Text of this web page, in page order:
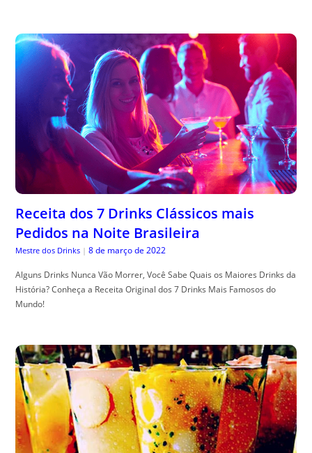
Receita dos 7 Drinks Clássicos mais
Pedidos na Noite Brasileira
Mestre dos Drinks | 8 de março de 2022
Alguns Drinks Nunca Vão Morrer, Você Sabe Quais os Maiores Drinks da
História? Conheça a Receita Original dos 7 Drinks Mais Famosos do
Mundo!